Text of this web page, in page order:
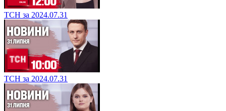
ТСН за 2024.07.31
ТСН за 2024.07.31